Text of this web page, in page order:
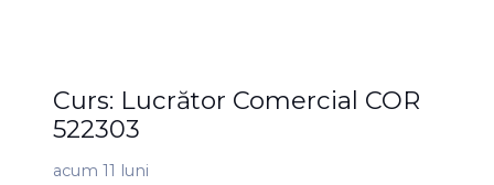
Curs: Lucrător Comercial COR
522303
acum 11 luni